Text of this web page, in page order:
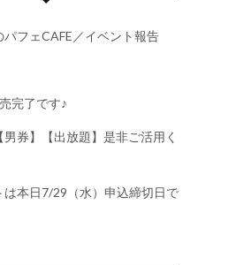
フェCAFE／イベント報告
完了です♪
券】【出放題】是非ご活用く
は本日7/29（水）申込締切日で